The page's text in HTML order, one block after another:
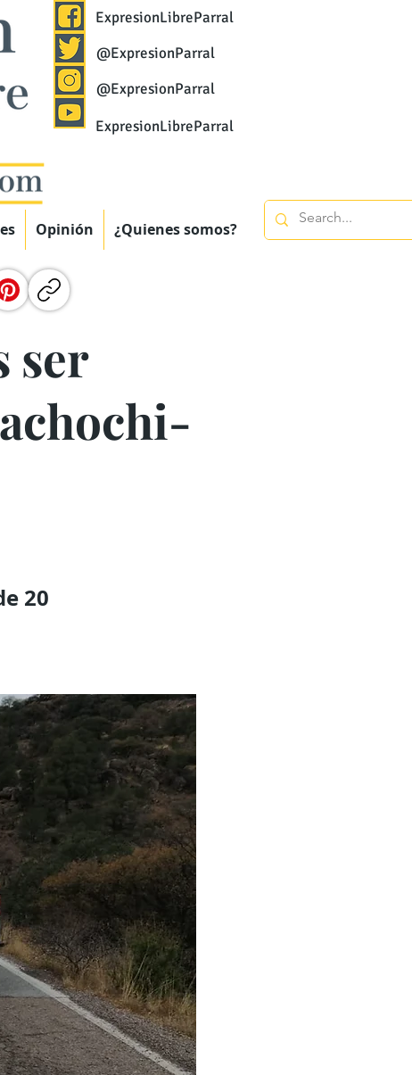
ExpresionLibreParral
@ExpresionParral
@ExpresionParral
ExpresionLibreParral
Opinión ¿Quienes somos?
ser
20